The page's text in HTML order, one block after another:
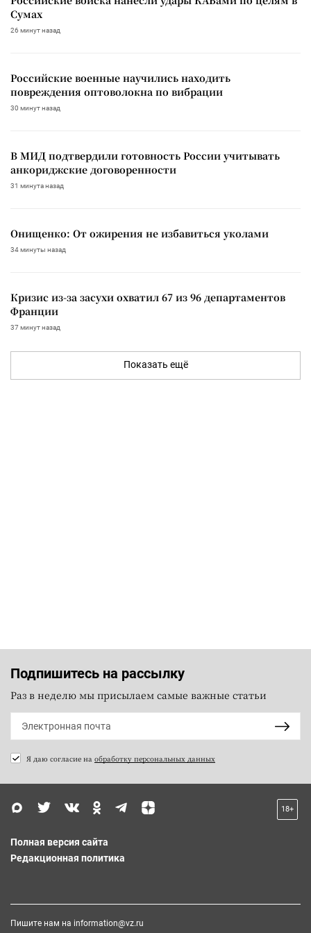
Сумах
26 минут назад
Российские военные научились находить
повреждения оптоволокна по вибрации
30 минут назад
В МИД подтвердили готовность России учитывать
анкориджские договоренности
31 минута назад
Онищенко: От ожирения не избавиться уколами
34 минуты назад
Кризис из-за засухи охватил 67 из 96 департаментов
Франции
37 минут назад
Показать ещё
Подпишитесь на рассылку
Раз в неделю мы присылаем самые важные статьи
Я даю согласие на обработку персональных данных
18+
Полная версия сайта
Редакционная политика
Пишите нам на information@vz.ru